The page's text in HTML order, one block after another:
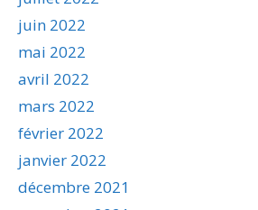
juin 2022
mai 2022
avril 2022
mars 2022
février 2022
janvier 2022
décembre 2021